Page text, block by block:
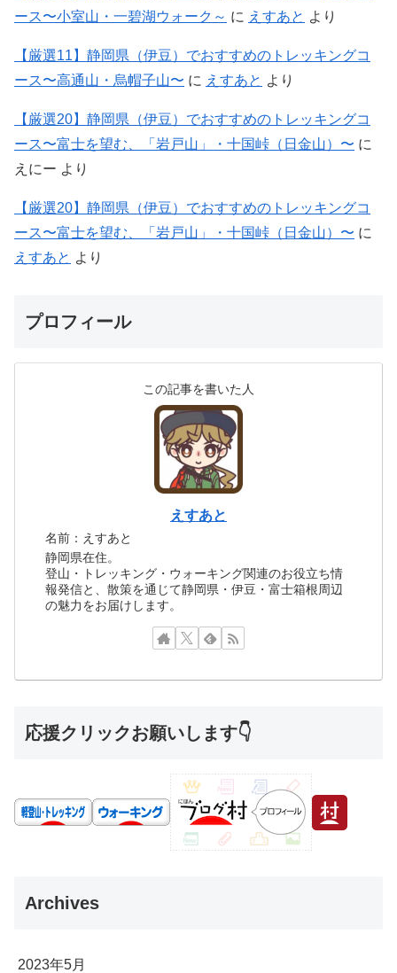
ース〜小室山・一碧湖ウォーク～ に えすあと より
【厳選11】静岡県（伊豆）でおすすめのトレッキングコ
ース〜高通山・烏帽子山〜 に えすあと より
【厳選20】静岡県（伊豆）でおすすめのトレッキングコ
ース〜富士を望む、「岩戸山」・十国峠（日金山）〜 に
えにー より
【厳選20】静岡県（伊豆）でおすすめのトレッキングコ
ース〜富士を望む、「岩戸山」・十国峠（日金山）〜 に
えすあと より
プロフィール
この記事を書いた人
えすあと
名前：えすあと
静岡県在住。
登山・トレッキング・ウォーキング関連のお役立ち情
報発信と、散策を通じて静岡県・伊豆・富士箱根周辺
の魅力をお届けします。
応援クリックお願いします👇
Archives
2023年5月